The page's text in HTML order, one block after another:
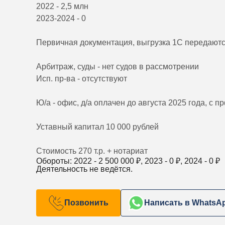
2022 - 2,5 млн
2023-2024 - 0
Первичная документация, выгрузка 1С
Арбитраж, суды - нет судов в рассмотрении
Исп. пр-ва - отсутствуют
Ю/а - офис, д/а оплачен до августа 2025 года, с
Уставный капитал 10 000 рублей
Стоимость 270 т.р. + нотариат
Обороты: 2022 - 2 500 000 ₽, 2023 - 0 ₽, 2024 - 0 ₽
Деятельность не ведётся.
Позвонить Написать в